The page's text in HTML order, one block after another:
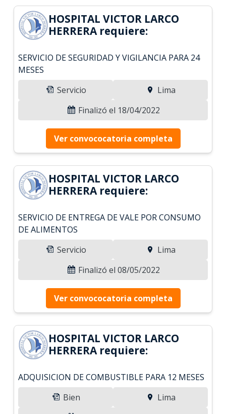
HOSPITAL VICTOR LARCO
HERRERA requiere:
SERVICIO DE SEGURIDAD Y VIGILANCIA PARA 24
MESES
Servicio
Lima
Finalizó el 18/04/2022
Ver convococatoria completa
HOSPITAL VICTOR LARCO
HERRERA requiere:
SERVICIO DE ENTREGA DE VALE POR CONSUMO
DE ALIMENTOS
Servicio
Lima
Finalizó el 08/05/2022
Ver convococatoria completa
HOSPITAL VICTOR LARCO
HERRERA requiere:
ADQUISICION DE COMBUSTIBLE PARA 12 MESES
Bien
Lima